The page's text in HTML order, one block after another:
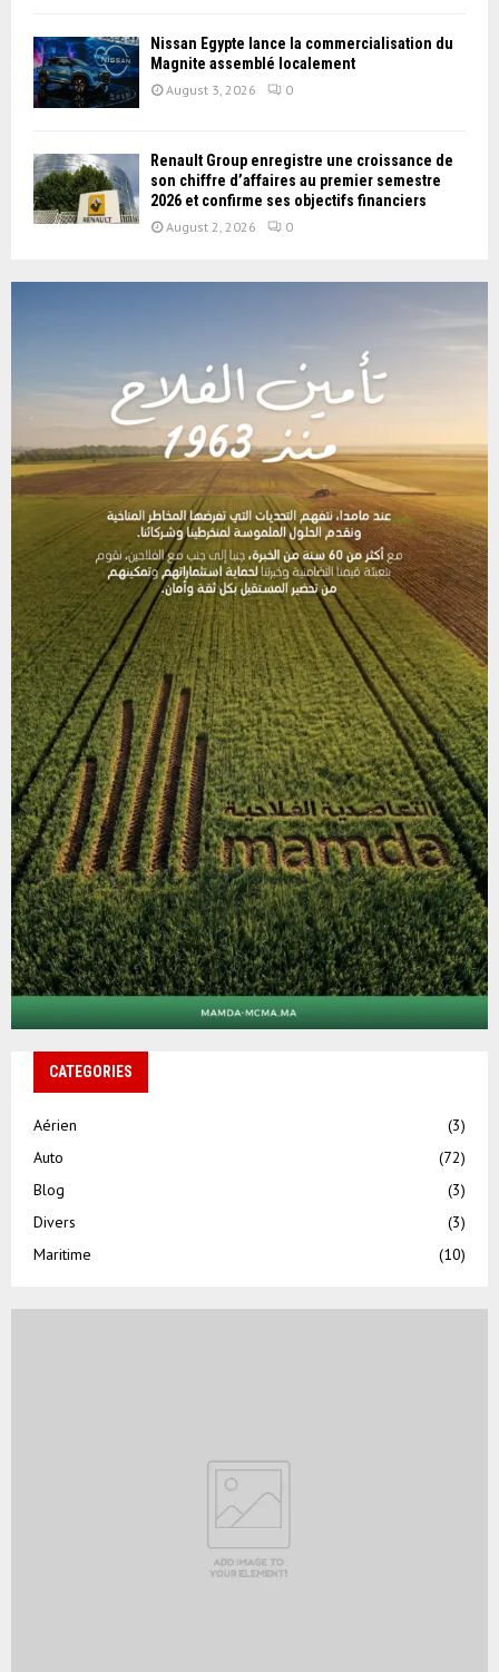
Nissan Égypte lance la commercialisation du
Magnite assemblé localement
August 3, 2026 0
Renault Group enregistre une croissance de
son chiffre d’affaires au premier semestre
2026 et confirme ses objectifs financiers
August 2, 2026 0
CATEGORIES
Aérien
(3)
Auto
(72)
Blog
(3)
Divers
(3)
Maritime
(10)